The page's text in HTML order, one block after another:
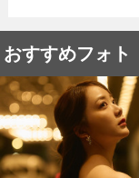
おすすめフォト